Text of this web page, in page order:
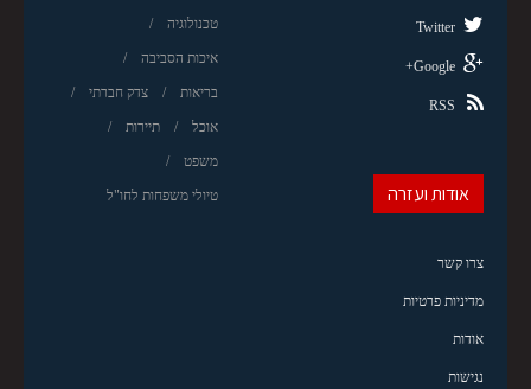
טכנולוגיה
איכות הסביבה
בריאות צדק חברתי
אוכל תיירות
משפט
טיולי משפחות לחו"ל
Twitter
Google+
RSS
אודות ועזרה
צרו קשר
מדיניות פרטיות
אודות
נגישות